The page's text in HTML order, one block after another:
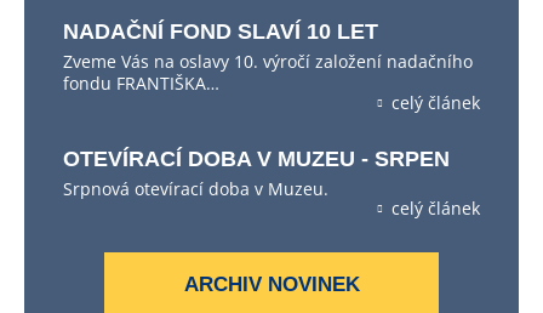
NADAČNÍ FOND SLAVÍ 10 LET
Zveme Vás na oslavy 10. výročí založení nadačního
fondu FRANTIŠKA…
celý článek
OTEVÍRACÍ DOBA V MUZEU - SRPEN
Srpnová otevírací doba v Muzeu.
celý článek
ARCHIV NOVINEK